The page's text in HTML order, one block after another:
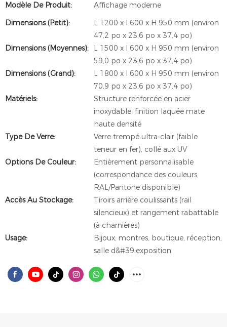
Modèle De Produit:
Affichage moderne
Dimensions (petit):
L 1200 x l 600 x H 950 mm (environ
47,2 po x 23,6 po x 37,4 po)
Dimensions (Moyennes):
L 1500 x l 600 x H 950 mm (environ
59,0 po x 23,6 po x 37,4 po)
Dimensions (Grand):
L 1800 x l 600 x H 950 mm (environ
70,9 po x 23,6 po x 37,4 po)
Matériels:
Structure renforcée en acier
inoxydable, finition laquée mate
haute densité
Type De Verre:
Verre trempé ultra-clair (faible
teneur en fer), collé aux UV
Options De Couleur:
Entièrement personnalisable
(correspondance des couleurs
RAL/Pantone disponible)
Accès Au Stockage:
Tiroirs arrière coulissants (rail
silencieux) et rangement rabattable
(à charnières)
Usage:
Bijoux, montres, boutique, réception,
salle d&#39;exposition